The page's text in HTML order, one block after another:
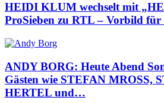
HEIDI KLUM wechselt mit
ProSieben zu RTL – Vorbild
ANDY BORG: Heute Abend
Gästen wie STEFAN MROSS,
HERTEL und…